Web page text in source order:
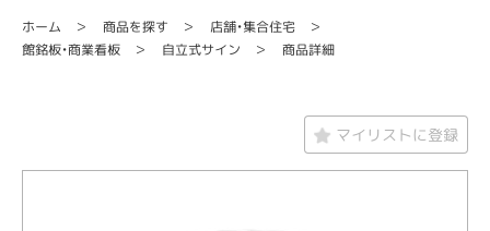
ホーム 商品を探す 店舗・集合住宅
館銘板・商業看板 自立式サイン 商品詳細
マイリストに登録